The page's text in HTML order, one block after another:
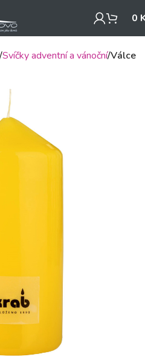
0
Svíčky adventní a vánoční Válce